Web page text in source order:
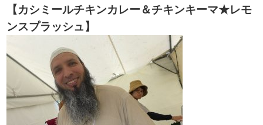
【カシミールチキンカレー＆チキンキーマ★レモ
ンスプラッシュ】